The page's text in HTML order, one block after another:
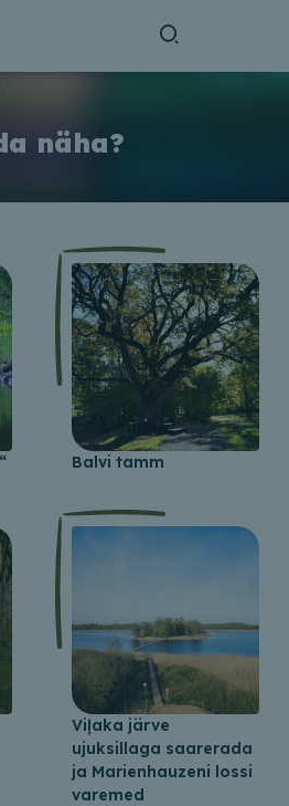
näha?
Balvi tamm
Viļaka järve
ujuksillaga saarerada
ja Marienhauzeni lossi
varemed